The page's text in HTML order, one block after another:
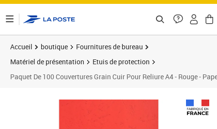
Accueil boutique
Fournitures de bureau
Matériel de présentation
Etuis de protection
Paquet De 100 Couvertures Grain Cuir Pour Reliure A4 - Rouge -